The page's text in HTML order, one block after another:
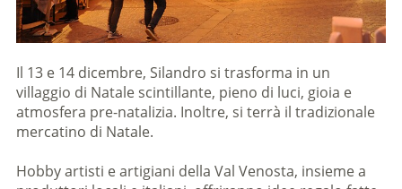
Il 13 e 14 dicembre, Silandro si trasforma in un
villaggio di Natale scintillante, pieno di luci, gioia e
atmosfera pre-natalizia. Inoltre, si terrà il tradizionale
mercatino di Natale.
Hobby artisti e artigiani della Val Venosta, insieme a